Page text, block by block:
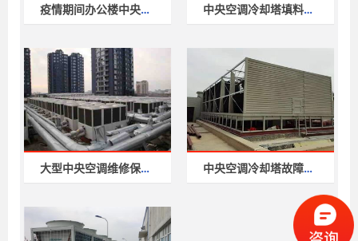
疫情期间办公楼中央空调使用注 中央空调冷却塔填料更换、维修
大型中央空调维修保养内容,专 中央空调冷却塔故障维修保养方